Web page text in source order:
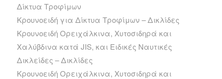
Δίκτυα Τροφίμων
Κρουνοειδή για Δίκτυα Τροφίμων – Δικλίδες
Κρουνοειδή Ορειχάλκινα, Χυτοσιδηρά και
Χαλύβδινα κατά JIS, και Ειδικές Ναυτικές
Δικλείδες – Δικλίδες
Κρουνοειδή Ορειχάλκινα, Χυτοσιδηρά και